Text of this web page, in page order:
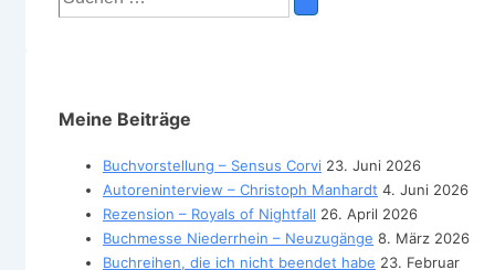
nach:
Meine Beiträge
Buchvorstellung – Sensus Corvi 23. Juni 2026
Autoreninterview – Christoph Manhardt 4. Juni 2026
Rezension – Royals of Nightfall 26. April 2026
Buchmesse Niederrhein – Neuzugänge 8. März 2026
Buchreihen, die ich nicht beendet habe 23. Februar